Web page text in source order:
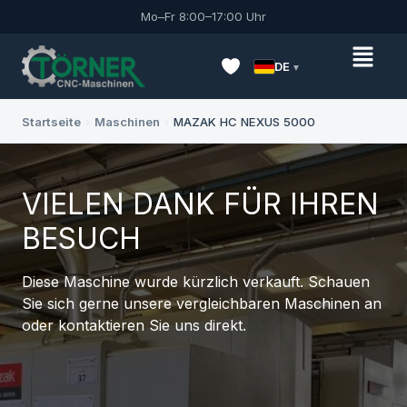
Mo–Fr 8:00–17:00 Uhr
DE
Startseite Maschinen MAZAK HC NEXUS 5000
VIELEN DANK FÜR IHREN
BESUCH
Diese Maschine wurde kürzlich verkauft. Schauen
Sie sich gerne unsere vergleichbaren Maschinen an
oder kontaktieren Sie uns direkt.